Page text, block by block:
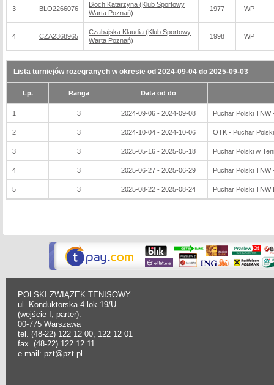
3 BLO2266076
Błoch Katarzyna (Klub Sportowy
Warta Poznań)
1977 WP
4 CZA2368965
Czabajska Klaudia (Klub Sportowy
Warta Poznań)
1998 WP
Lista turniejów rozegranych w okresie od 2024-09-04 do 2025-09-03
Lp. Ranga Data od do
1 3 2024-09-06 - 2024-09-08 Puchar Polski TNW
2 3 2024-10-04 - 2024-10-06 OTK - Puchar
3 3 2025-05-16 - 2025-05-18 Puchar Polski w
4 3 2025-06-27 - 2025-06-29 Puchar Polski TNW
5 3 2025-08-22 - 2025-08-24 Puchar Polski TNW
POLSKI ZWIĄZEK TENISOWY
ul. Konduktorska 4 lok.19/U
(wejście I, parter).
00-775 Warszawa
tel. (48-22) 122 12 00, 122 12 01
fax. (48-22) 122 12 11
e-mail: pzt@pzt.pl